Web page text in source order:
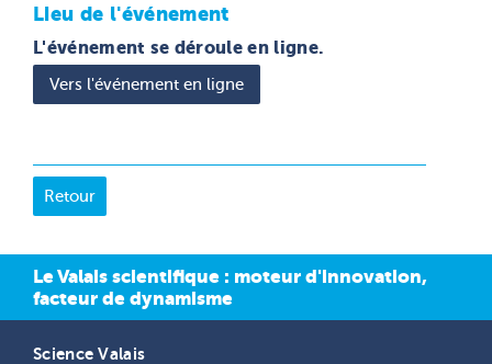
Lieu de l'événement
L'événement se déroule en ligne.
Vers l'événement en ligne
Le Valais scientifique : moteur d'innovation,
facteur de dynamisme
Science Valais